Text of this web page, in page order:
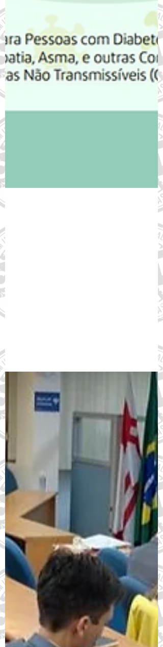
Materiais orientam profissionais de saúde
doenças crônicas não transmissíveis, bem